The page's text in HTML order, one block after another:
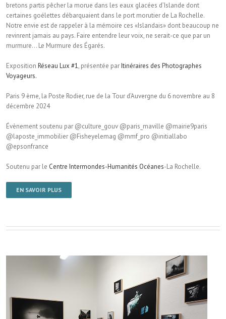
bretons partis pêcher la morue dans les eaux glacées d’Islande dont
certaines goélettes débarquaient dans le port morutier de La Rochelle.
Notre envie est de rappeler à la mémoire ces «Islandais» dont beaucoup ne
revinrent jamais au pays. Faire entendre leur voix, ne serait-ce que par un
murmure… Le Murmure des Égarés.
Exposition Réseau Lux #1, présentée parItinéraires des Photographes
Voyageurs.
Paris 9 ème, la Poste Rodier, rue de la Tour d’Auvergne du 6 novembre au 8
décembre 2024
Évènement soutenu par @culture_gouv @paris_maville @mairie9paris
@laposte_immobilier @Fisheyelemag @mmf_pro @initiallabo
@epsonfrance
Soutenu par le Centre Intermondes-Humanités Océanes-La Rochelle.
EN SAVOIR PLUS